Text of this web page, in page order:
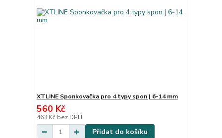
XTLINE Sponkovačka pro 4 typy spon | 6-14 mm
560 Kč
463 Kč bez DPH
Přidat do košíku